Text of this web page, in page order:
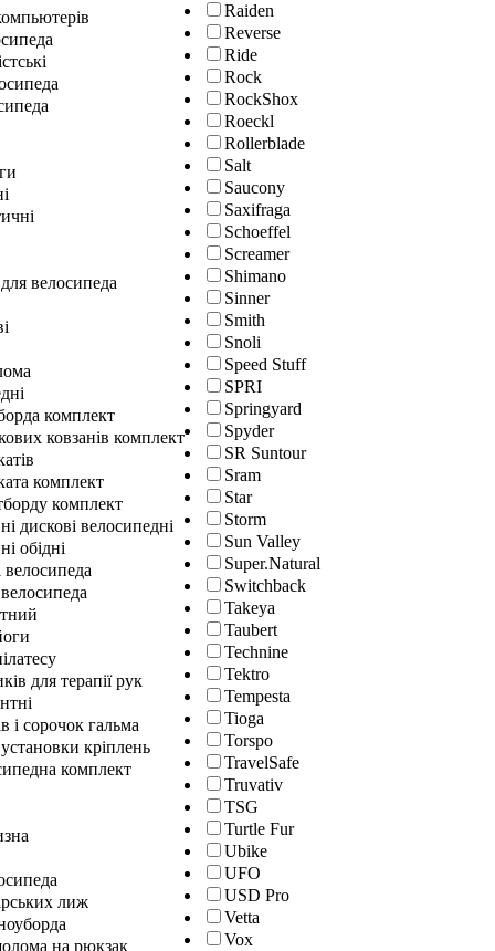
Raiden
Reverse
Ride
Rock
RockShox
Roeckl
Rollerblade
Salt
Saucony
Saxifraga
Schoeffel
Screamer
Shimano
Sinner
Smith
Snoli
Speed Stuff
SPRI
Springyard
Spyder
SR Suntour
Sram
Star
Storm
Sun Valley
Super.Natural
Switchback
Takeya
Taubert
Technine
Tektro
Tempesta
Tioga
Torspo
TravelSafe
Truvativ
TSG
Turtle Fur
Ubike
UFO
USD Pro
Vetta
Vox
велосипеда
комплект
ковзанів комплект
комплект
комплект
дискові велосипедні
обідні
велосипеда
для терапії рук
і сорочок гальма
кріплень
комплект
лиж
на рюкзак